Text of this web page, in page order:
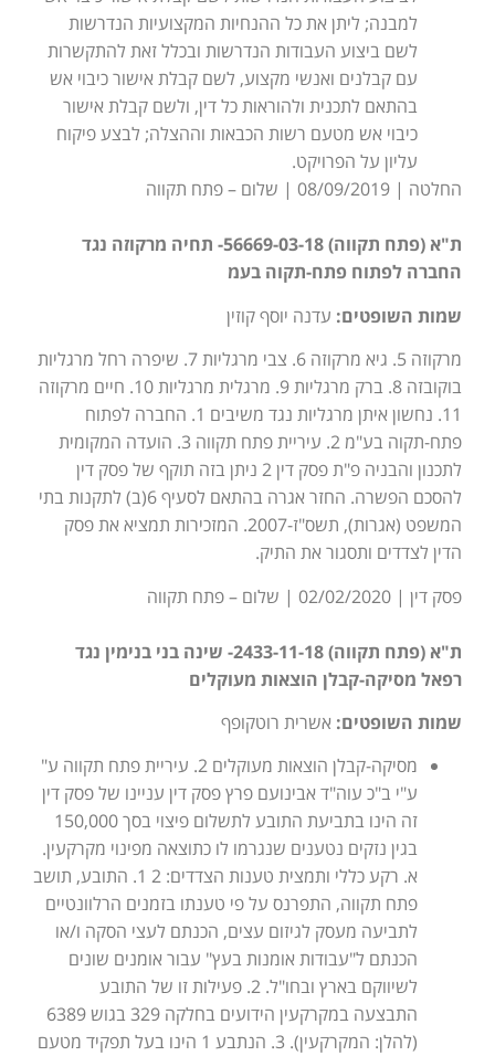
למבנה; ליתן את כל ההנחיות המקצועיות הנדרשות
לשם ביצוע העבודות הנדרשות ובכלל זאת להתקשרות
עם קבלנים ואנשי מקצוע, לשם קבלת אישור כיבוי אש
בהתאם לתכנית ולהוראות כל דין, ולשם קבלת אישור
כיבוי אש מטעם רשות הכבאות וההצלה; לבצע פיקוח
עליון על הפרויקט.
החלטה | 08/09/2019 | שלום – פתח תקווה
ת"א (פתח תקווה) 56669-03-18- תחיה מרקוזה נגד
החברה לפתוח פתח-תקוה בעמ
שמות השופטים: עדנה יוסף קוזין
מרקוזה 5. גיא מרקוזה 6. צבי מרגליות 7. שיפרה רחל מרגליות
בוקובזה 8. ברק מרגליות 9. מרגלית מרגליות 10. חיים מרקוזה
11. נחשון איתן מרגליות נגד משיבים 1. החברה לפתוח
פתח-תקוה בע"מ 2. עיריית פתח תקווה 3. הועדה המקומית
לתכנון והבניה פ"ת פסק דין 2 ניתן בזה תוקף של פסק דין
להסכם הפשרה. החזר אגרה בהתאם לסעיף 6(ב) לתקנות בתי
המשפט (אגרות), תשס"ז-2007. המזכירות תמציא את פסק
הדין לצדדים ותסגור את התיק.
פסק דין | 02/02/2020 | שלום – פתח תקווה
ת"א (פתח תקווה) 2433-11-18- שינה בני בנימין נגד
רפאל מסיקה-קבלן הוצאות מעוקלים
שמות השופטים: אשרית רוטקופף
מסיקה-קבלן הוצאות מעוקלים 2. עיריית פתח תקווה ע"
ע"י ב"כ עוה"ד אבינועם פרץ פסק דין עניינו של פסק דין
זה הינו בתביעת התובע לתשלום פיצוי בסך 150,000
בגין נזקים נטענים שנגרמו לו כתוצאה מפינוי מקרקעין.
א. רקע כללי ותמצית טענות הצדדים: 2 1. התובע, תושב
פתח תקווה, התפרנס על פי טענתו בזמנים הרלוונטיים
לתביעה מעסק לגיזום עצים, הכנתם לעצי הסקה ו/או
הכנתם ל"עבודות אומנות בעץ" עבור אומנים שונים
לשיווקם בארץ ובחו"ל. 2. פעילות זו של התובע
התבצעה במקרקעין הידועים בחלקה 329 בגוש 6389
(להלן: המקרקעין). 3. הנתבע 1 הינו בעל תפקיד מטעם